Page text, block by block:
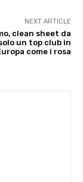
NEXT ARTICLE
clean sheet da
un top club in
come i rosa